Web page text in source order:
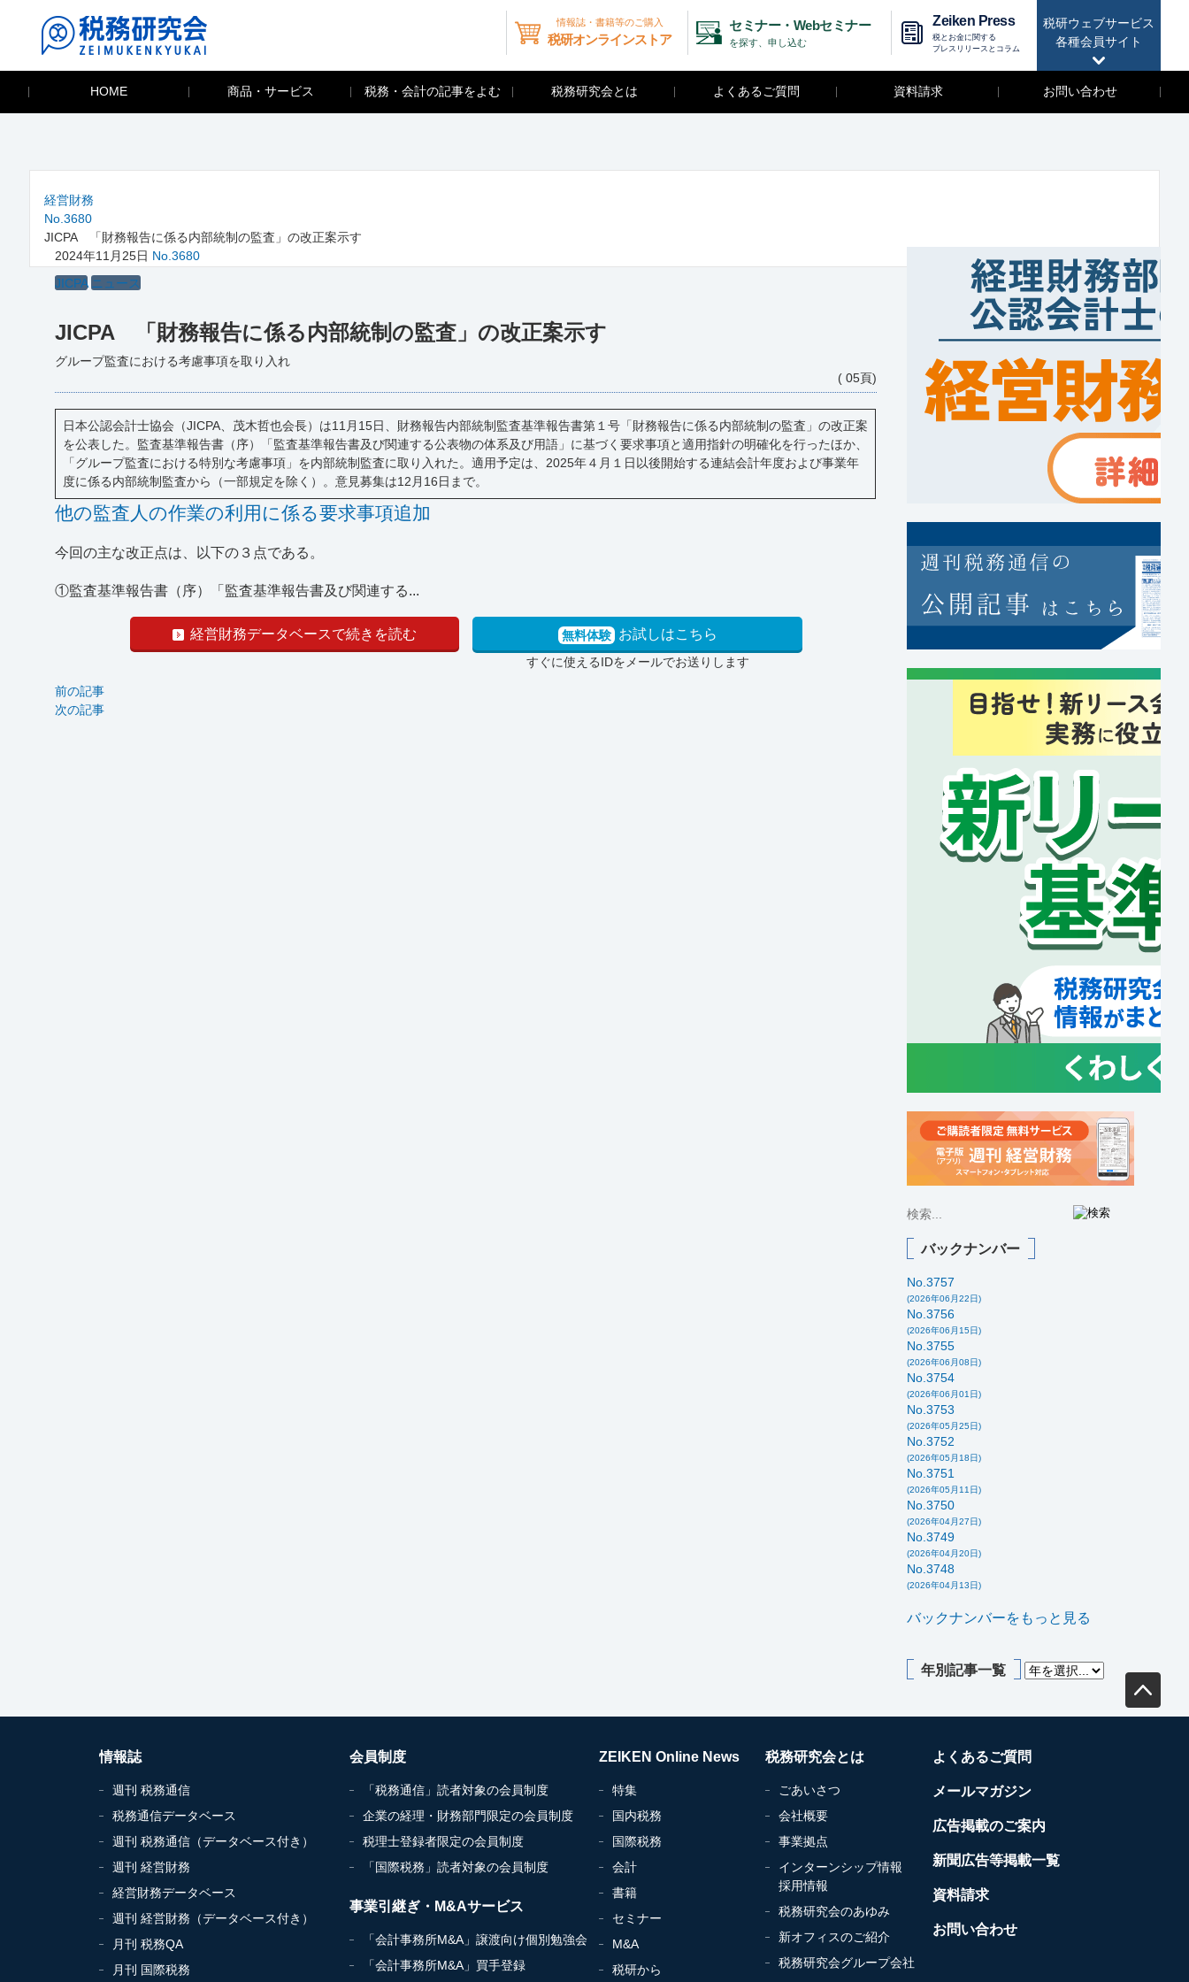
税研ウェブサービス
各種会員サイト
情報誌・書籍等のご購入
税研オンラインストア
セミナー・Webセミナー
を探す、申し込む
Zeiken Press
税とお金に関する
プレスリリースとコラム
HOME 商品・サービス 税務・会計の記事をよむ 税務研究会とは よくあるご質問 資料請求 お問い合わせ
経営財務
No.3680
JICPA 「財務報告に係る内部統制の監査」の改正案示す
2024年11月25日 No.3680
JICPA ニュース
JICPA 「財務報告に係る内部統制の監査」の改正案示す
グループ監査における考慮事項を取り入れ
( 05頁)
日本公認会計士協会（JICPA、茂木哲也会長）は11月15日、財務報告内部統制監査基準報告書第１号「財務報告に係る内部統制の監査」の改正案
を公表した。監査基準報告書（序）「監査基準報告書及び関連する公表物の体系及び用語」に基づく要求事項と適用指針の明確化を行ったほか、
「グループ監査における特別な考慮事項」を内部統制監査に取り入れた。適用予定は、2025年４月１日以後開始する連結会計年度および事業年
度に係る内部統制監査から（一部規定を除く）。意見募集は12月16日まで。
他の監査人の作業の利用に係る要求事項追加
今回の主な改正点は、以下の３点である。
①監査基準報告書（序）「監査基準報告書及び関連する...
経営財務データベースで続きを読む 無料体験 お試しはこちら
すぐに使えるIDをメールでお送りします
前の記事
次の記事
バックナンバー
No.3757
(2026年06月22日)
No.3756
(2026年06月15日)
No.3755
(2026年06月08日)
No.3754
(2026年06月01日)
No.3753
(2026年05月25日)
No.3752
(2026年05月18日)
No.3751
(2026年05月11日)
No.3750
(2026年04月27日)
No.3749
(2026年04月20日)
No.3748
(2026年04月13日)
バックナンバーをもっと見る
年別記事一覧
情報誌
週刊 税務通信
税務通信データベース
週刊 税務通信（データベース付き）
週刊 経営財務
経営財務データベース
週刊 経営財務（データベース付き）
月刊 税務QA
月刊 国際税務
会員制度
「税務通信」読者対象の会員制度
企業の経理・財務部門限定の会員制度
税理士登録者限定の会員制度
「国際税務」読者対象の会員制度
事業引継ぎ・M&Aサービス
「会計事務所M&A」譲渡向け個別勉強会
「会計事務所M&A」買手登録
ZEIKEN Online News
特集
国内税務
国際税務
会計
書籍
セミナー
M&A
税研から
税務研究会とは
ごあいさつ
会社概要
事業拠点
インターンシップ情報
採用情報
税務研究会のあゆみ
新オフィスのご紹介
税務研究会グループ会社
よくあるご質問
メールマガジン
広告掲載のご案内
新聞広告等掲載一覧
資料請求
お問い合わせ